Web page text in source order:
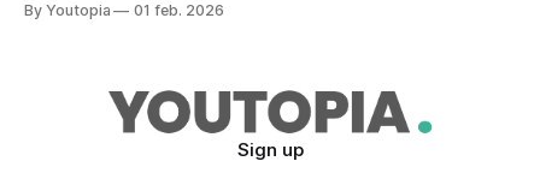
By Youtopia 01 feb. 2026
Sign up